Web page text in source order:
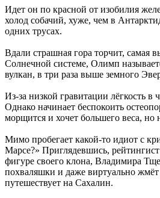
Идет он по красной от изобилия
холод собачий, хуже, чем в
одних трусах.
Вдали страшная гора торчит, самая
Солнечной системе, Олимп
вулкан, в три раза выше земного
Из-за низкой гравитации лёгкость в
Однако начинает беспокоить
морщится и хочет большего веса, но
Мимо пробегает какой-то идиот с
Марсе?» Приглядевшись, рейтингист
фигуре своего клона, Владимира
похваляшки и даже виртуально жмёт
путешествует на Сахалин.